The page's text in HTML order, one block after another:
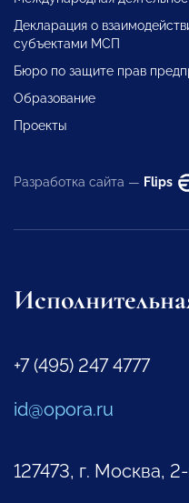
Декларация о
субъектами МСП
Бюро по защите прав
Образование
Проекты
Разработка сайта — Flips
+7 (495) 247 4777
id@opora.ru
127473, г. Москва,